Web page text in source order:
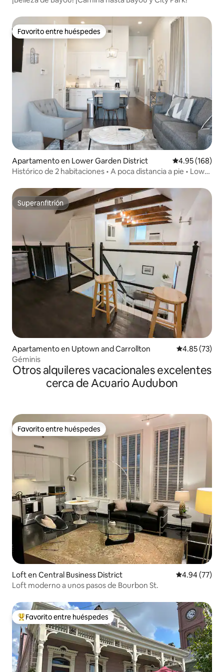
Favorito entre huéspedes
Favorito entre huéspedes
Apartamento en Lower Garden District Calificación
4.95 (168)
Histórico de 2 habitaciones • A poca distancia a pie • Lower
Superanfitrión
Superanfitrión
Apartamento en Uptown and Carrollton Calificación
4.85 (73)
Géminis
Otros alquileres vacacionales excelentes
cerca de Acuario Audubon
Favorito entre huéspedes
Favorito entre huéspedes
Loft en Central Business District Calificación
4.94 (77)
Loft moderno a unos pasos de Bourbon St.
Favorito entre huéspedes preferido
Favorito entre huéspedes